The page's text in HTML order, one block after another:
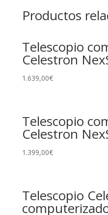
Productos
Telescopio
Celestron
1.639,00€
Telescopio
Celestron
1.399,00€
Telescopio